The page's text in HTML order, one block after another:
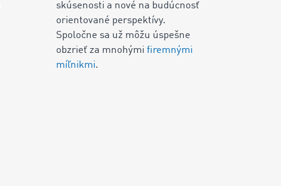
skúsenosti a nové na budúcnosť
orientované perspektívy.
Spoločne sa už môžu úspešne
obzrieť za mnohými firemnými
míľnikmi.